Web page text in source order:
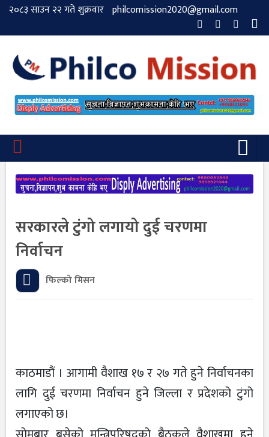
२०८३ साउन २२ गते शुक्रवार philcomission2020@gmail.com
सरकारले टुंगो लगायो दुई चरणमा
निर्वाचन
फिल्को मिसन
काठमाडौं । आगामी वैशाख १७ र २७ गते हुने निर्वाचनका
लागि दुई चरणमा निर्वाचन हुने जिल्ला र प्रदेशको टुंगो
लगाएको छ।